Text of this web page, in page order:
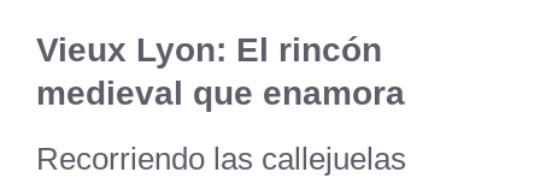
Vieux Lyon: El rincón
medieval que enamora
Recorriendo las callejuelas